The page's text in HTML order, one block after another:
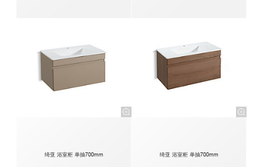
绮亚 浴室柜 单抽700mm 绮亚 浴室柜 单抽700mm